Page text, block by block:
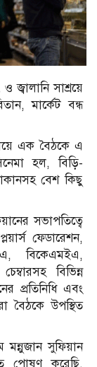
সাশ্রয়ে
মার্কেট বন্ধ
এক বৈঠকে এ
হল, বিড়ি-
বেশ কিছু
সভাপতিত্বে
ফেডারেশন,
বিকেএমইএ,
বিভিন্ন
প্রতিনিধি এবং
বৈঠকে উপস্থিত
মন্নুজান সুফিয়ান
পোষণ করেছি,